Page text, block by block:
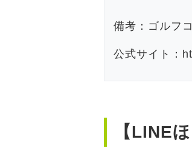
備考：ゴルフ
公式サイト：
【LINE